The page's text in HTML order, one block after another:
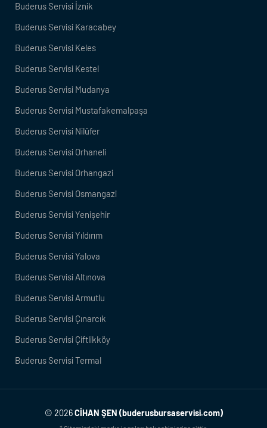
Buderus Servisi İznik
Buderus Servisi Karacabey
Buderus Servisi Keles
Buderus Servisi Kestel
Buderus Servisi Mudanya
Buderus Servisi Mustafakemalpaşa
Buderus Servisi Nilüfer
Buderus Servisi Orhaneli
Buderus Servisi Orhangazi
Buderus Servisi Osmangazi
Buderus Servisi Yenişehir
Buderus Servisi Yıldırım
Buderus Servisi Yalova
Buderus Servisi Altınova
Buderus Servisi Armutlu
Buderus Servisi Çınarcık
Buderus Servisi Çiftlikköy
Buderus Servisi Termal
© 2026CİHAN ŞEN (buderusbursaservisi.com)